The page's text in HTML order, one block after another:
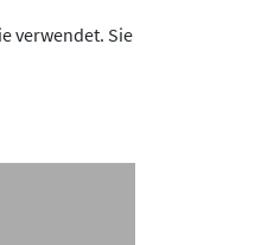
verwendet. Sie